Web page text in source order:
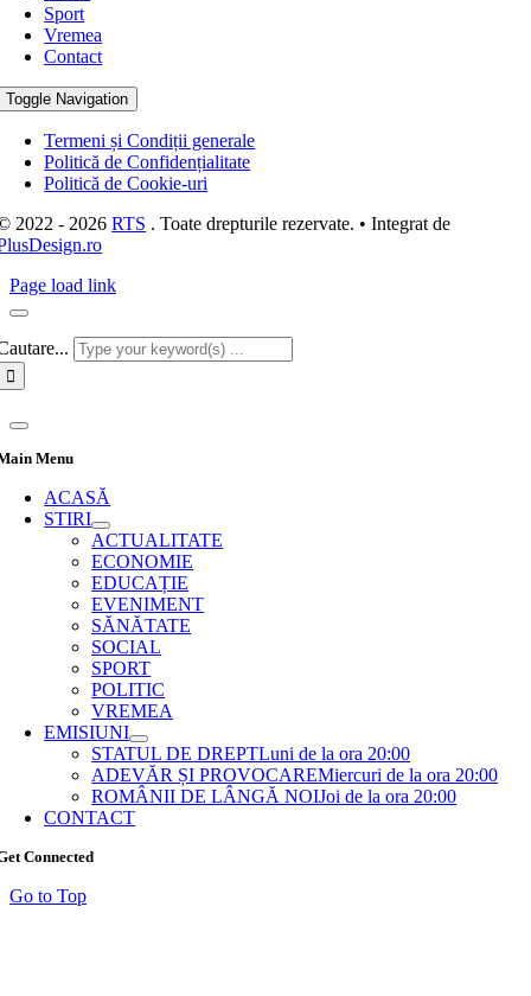
Sport
Vremea
Contact
Toggle Navigation
Termeni și Condiții generale
Politică de Confidențialitate
Politică de Cookie-uri
2022 - 2026RTS . Toate drepturile rezervate. • Integrat de
Page load link
Menu
ACASĂ
STIRI
ACTUALITATE
ECONOMIE
EDUCAȚIE
EVENIMENT
SĂNĂTATE
SOCIAL
SPORT
POLITIC
VREMEA
EMISIUNI
STATUL DE DREPTLuni de la ora 20:00
ADEVĂR ȘI PROVOCAREMiercuri de la ora 20:00
ROMÂNII DE LÂNGĂ NOIJoi de la ora 20:00
CONTACT
Connected
Go to Top